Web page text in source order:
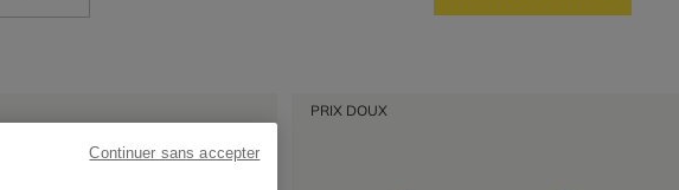
PRIX DOUX
Continuer sans accepter